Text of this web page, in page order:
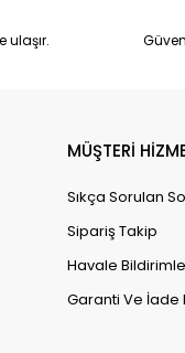
ulaşır.
MÜŞTERİ
Sıkça Sorulan
Sipariş Takip
Havale
Garanti Ve İade